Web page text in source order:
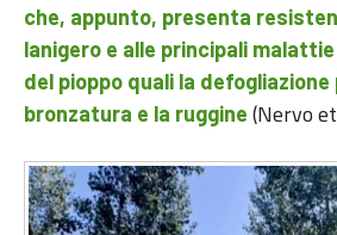
che, appunto, presenta
lanigero e alle principali
del pioppo quali la defogliazione
bronzatura e la ruggine (Nervo